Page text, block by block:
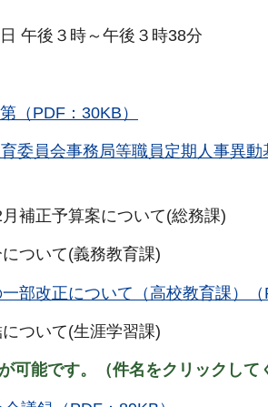
午後３時～午後３時38分
（PDF：30KB）
委員会事務局等職員定期人事異動
補正予算案について(総務課)
ついて(義務教育課)
部改正について（高校教育課）（
ついて(生涯学習課)
可能です。（件名をクリックして